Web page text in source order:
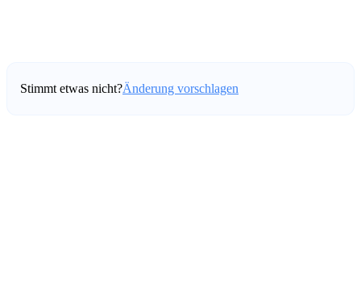
Stimmt etwas nicht?Änderung vorschlagen